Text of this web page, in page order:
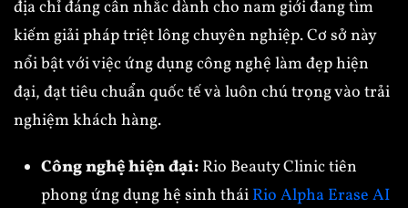
địa chỉ đáng cân nhắc dành cho nam giới đang tìm
kiếm giải pháp triệt lông chuyên nghiệp. Cơ sở này
nổi bật với việc ứng dụng công nghệ làm đẹp hiện
đại, đạt tiêu chuẩn quốc tế và luôn chú trọng vào trải
nghiệm khách hàng.
Công nghệ hiện đại: Rio Beauty Clinic tiên
phong ứng dụng hệ sinh thái Rio Alpha Erase AI